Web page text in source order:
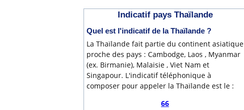
Indicatif pays Thaïlande
Quel est l'indicatif de la Thaïlande ?
La Thaïlande fait partie du continent asiatique
proche des pays : Cambodge, Laos , Myanmar
(ex. Birmanie), Malaisie , Viet Nam et
Singapour. L'indicatif téléphonique à
composer pour appeler la Thaïlande est le :
66